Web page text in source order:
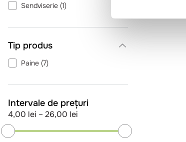
Sendviserie (1)
Unitate de cazare - mic dejun
Vegetarian
Tip produs
Paine (7)
Intervale de prețuri
4,00 lei – 26,00 lei